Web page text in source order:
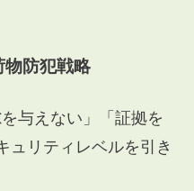
物防犯戦略
与えない」「証拠を
ュリティレベルを引き